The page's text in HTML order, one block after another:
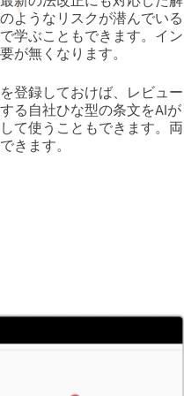
ようなリスクが潜んでいる
学ぶこともできます。イン
が無くなります。
登録しておけば、レビュー
る自社ひな型の条文をAIが
て使うこともできます。両
きます。